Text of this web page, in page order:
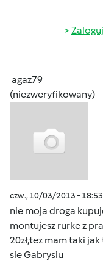
Zaloguj
agaz79
(niezweryfikowany)
czw., 10/03/2013 - 18:53
nie moja droga
montujesz rurke z
20zł,tez mam taki
sie Gabrysiu